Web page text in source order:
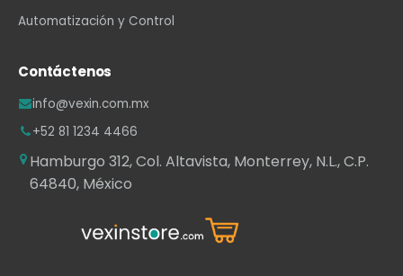
Automatización y Control
Contáctenos
info@vexin.com.mx
+52 81 1234 4466
Hamburgo 312, Col. Altavista, Monterrey, N.L., C.P.
64840, México